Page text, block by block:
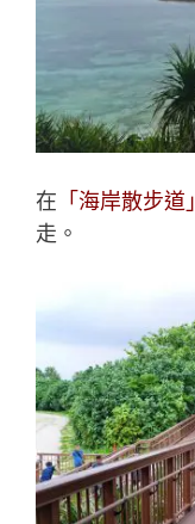
在 「海岸散步道」
走。